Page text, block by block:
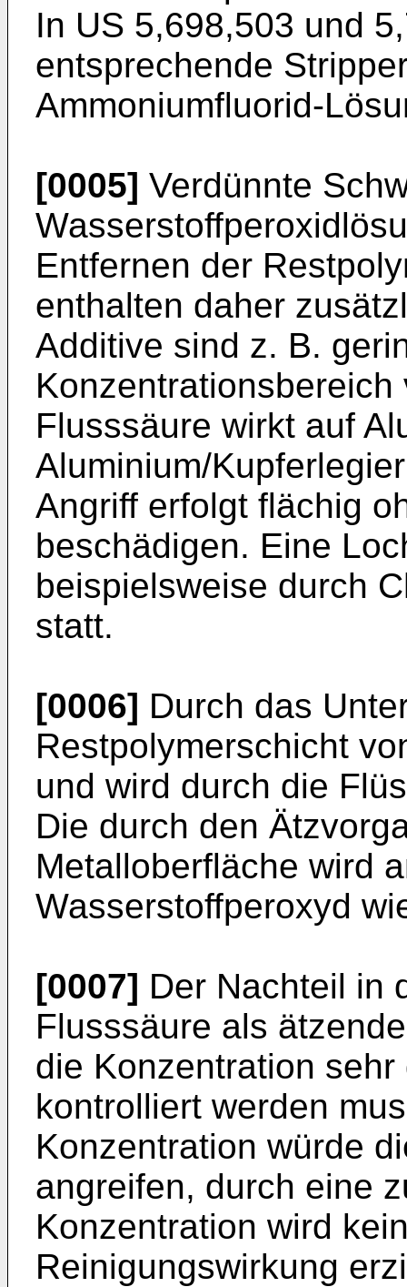
In US 5,698,503 und
entsprechende
Ammoniumfluorid-
[0005] Verdünnte
Entfernen der
enthalten daher
Additive sind z. B.
Flusssäure wirkt auf
Aluminium/
Angriff erfolgt flächig
beschädigen. Eine
beispielsweise durch
statt.
[0006] Durch das
Restpolymerschicht
und wird durch die
Die durch den
Metalloberfläche wird
Wasserstoffperoxyd
[0007] Der Nachteil in
Flusssäure als
die Konzentration
kontrolliert werden
Konzentration würde
angreifen, durch eine
Konzentration wird
Reinigungswirkung